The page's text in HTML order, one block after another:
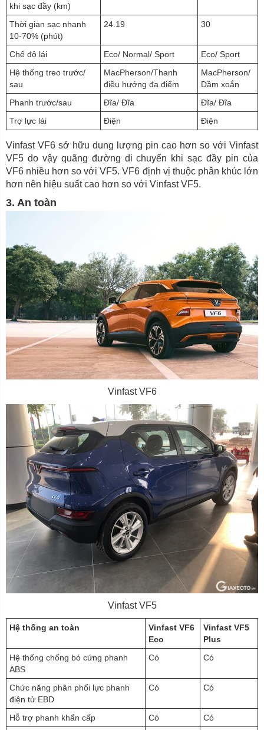
khi sạc đầy (km)
Thời gian sạc nhanh
10-70% (phút)
24.19 30
Chế độ lái Eco/ Normal/ Sport
Eco/ Sport
Hệ thống treo trước/
sau
MacPherson/Thanh
điều hướng đa điểm
MacPherson/
Dầm xoắn
Phanh trước/sau
Đĩa/ Đĩa
Đĩa/ Đĩa
Trợ lực lái
Điện Điện
Vinfast VF6 sở hữu dung lượng pin cao hơn so với Vinfast
VF5 do vậy quãng đường di chuyển khi sạc đầy pin của
VF6 nhiều hơn so với VF5. VF6 định vị thuộc phân khúc lớn
hơn nên hiệu suất cao hơn so với Vinfast VF5.
3. An toàn
Vinfast VF6
Vinfast VF5
Hệ thống an toàn
Vinfast VF6
Eco
Vinfast VF5
Plus
Hệ thống chống bó cứng phanh
ABS
Có Có
Chức năng phân phối lực phanh
điện tử EBD
Có Có
Hỗ trợ phanh khẩn cấp Có
Có